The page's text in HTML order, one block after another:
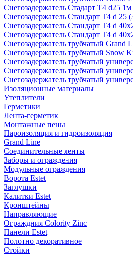
Снегозадержатель Стадарт Т4 d25 1м
Снегозадержатель Стандарт Т4 d 25
Снегозадержатель Стандарт Т4 d
Снегозадержатель Стандарт Т4 d
Снегозадержатель трубчатый Grand
Снегозадержатель трубчатый Snow
Снегозадержатель трубчатый
Снегозадержатель трубчатый
Снегозадержатель трубчатый
Изоляционные материалы
Утеплители
Герметики
Лента-герметик
Монтажные пены
Пароизоляция и гидроизоляция
Grand Line
Соединительные ленты
Заборы и ограждения
Модульные ограждения
Ворота Estet
Заглушки
Калитки Estet
Кронштейны
Направляющие
Ограждния Colority Zinc
Панели Estet
Полотно декоративное
Стойки